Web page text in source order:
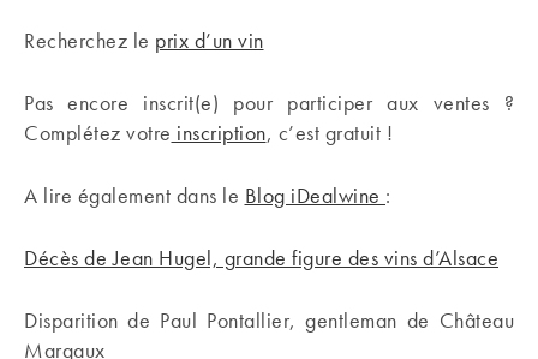
Recherchez le prix d’un vin
Pas encore inscrit(e) pour participer aux ventes ?
Complétez votre inscription, c’est gratuit !
A lire également dans le Blog iDealwine :
Décès de Jean Hugel, grande figure des vins d’Alsace
Disparition de Paul Pontallier, gentleman de Château
Margaux